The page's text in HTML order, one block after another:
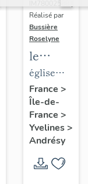
Réalisé par
Bussière
Roselyne
le
mobilier
de
l'église
Saint-
Germain-
de-
Paris
église
paroissiale
Saint-
Germain
France >
Île-de-
France >
Yvelines>
Andrésy